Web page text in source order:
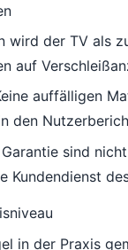
wird der TV als
auf
auffälligen
den
sind
Kundendienst
in der Praxis